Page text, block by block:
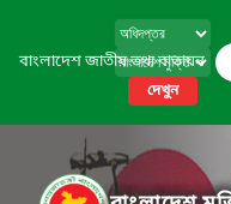
বাংলাদেশ জাতীয় তথ্য বাতায়ন
দেখুন